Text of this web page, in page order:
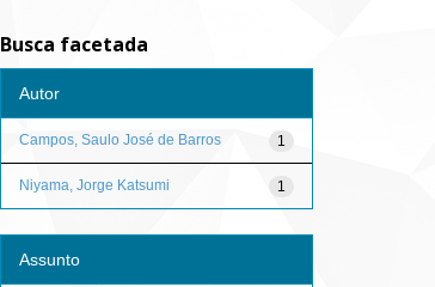
Busca facetada
Autor
1
Campos, Saulo José de Barros
1
Niyama, Jorge Katsumi
Assunto